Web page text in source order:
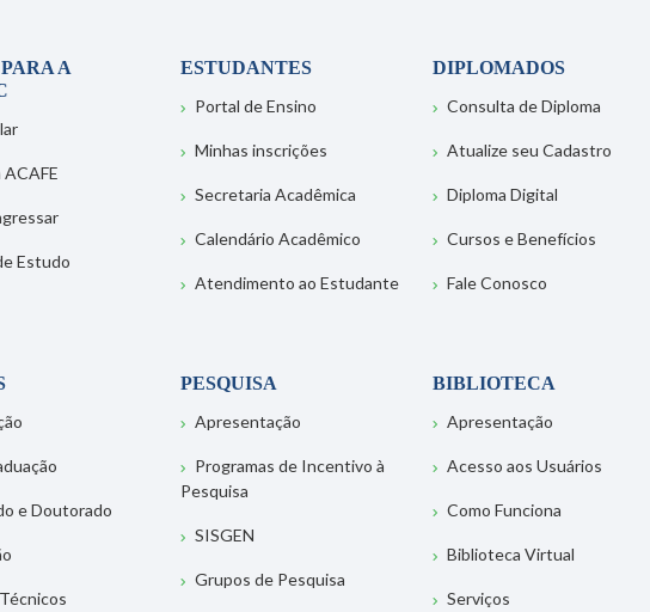
A
Estudo
ESTUDANTES
Portal de Ensino
Minhas inscrições
Secretaria Acadêmica
Calendário Acadêmico
Atendimento ao Estudante
DIPLOMADOS
Consulta de Diploma
Atualize seu Cadastro
Diploma Digital
Cursos e Benefícios
Fale Conosco
e Doutorado
PESQUISA
Apresentação
Programas de Incentivo à
Pesquisa
SISGEN
Grupos de Pesquisa
BIBLIOTECA
Apresentação
Acesso aos Usuários
Como Funciona
Biblioteca Virtual
Serviços